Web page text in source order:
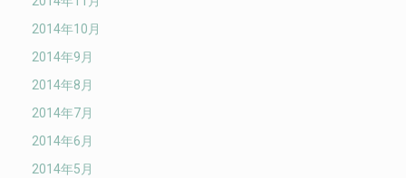
2014年10月
2014年9月
2014年8月
2014年7月
2014年6月
2014年5月